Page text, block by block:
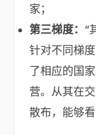
家；
第三梯度： “
针对不同梯
了相应的国
营。从其在
散布，能够